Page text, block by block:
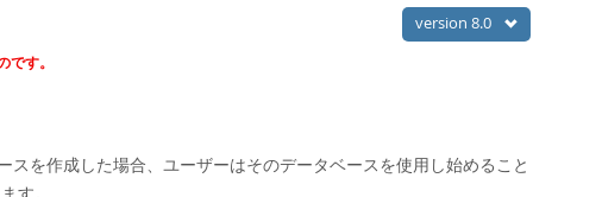
version 8.0
です。
を作成した場合、ユーザーはそのデータベースを使用し始めること